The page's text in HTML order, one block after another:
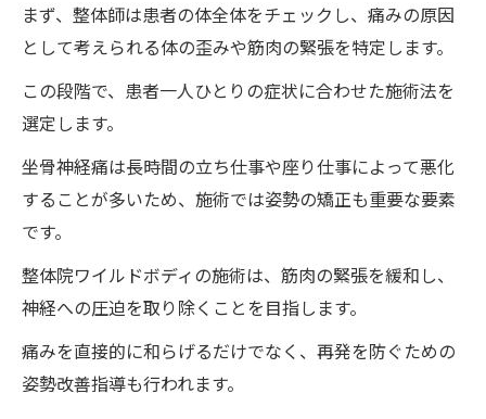
まず、整体師は患者の体全体をチェックし、痛みの原因
として考えられる体の歪みや筋肉の緊張を特定します。
この段階で、患者一人ひとりの症状に合わせた施術法を
選定します。
坐骨神経痛は長時間の立ち仕事や座り仕事によって悪化
することが多いため、施術では姿勢の矯正も重要な要素
です。
整体院ワイルドボディの施術は、筋肉の緊張を緩和し、
神経への圧迫を取り除くことを目指します。
痛みを直接的に和らげるだけでなく、再発を防ぐための
姿勢改善指導も行われます。